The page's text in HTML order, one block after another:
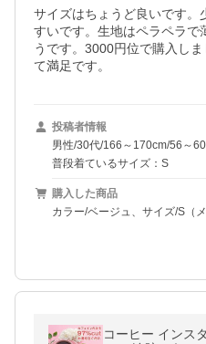
サイズはちょうど良いです。
すいです。生地はペラペラで
うです。3000円位で購入し
て満足です。
投稿者情報
男性/30代/166～170cm/56～
普段着ているサイズ：S
購入した商品
カラー/ベージュ、サイズ/S（
コーヒー インス